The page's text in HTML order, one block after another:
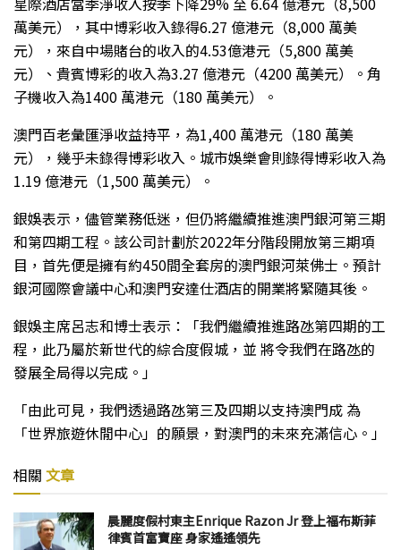
萬美元），其中博彩收入錄得6.27 億港元（8,000 萬美
元），來自中場賭台的收入的4.53億港元（5,800 萬美
元）、貴賓博彩的收入為3.27 億港元（4200 萬美元）。角
子機收入為1400 萬港元（180 萬美元）。
澳門百老彙匯淨收益持平，為1,400 萬港元（180 萬美
元），幾乎未錄得博彩收入。城市娛樂會則錄得博彩收入為
1.19 億港元（1,500 萬美元）。
銀娛表示，儘管業務低迷，但仍將繼續推進澳門銀河第三期
和第四期工程。該公司計劃於2022年分階段開放第三期項
目，首先便是擁有約450間全套房的澳門銀河萊佛士。預計
銀河國際會議中心和澳門安達仕酒店的開業將緊隨其後。
銀娛主席呂志和博士表示：「我們繼續推進路氹第四期的工
程，此乃屬於新世代的綜合度假城，並 將令我們在路氹的
發展全局得以完成。」
「由此可見，我們透過路氹第三及四期以支持澳門成 為
「世界旅遊休閒中心」的願景，對澳門的未來充滿信心。」
相關 文章
晨麗度假村東主Enrique Razon Jr 登上福布斯菲
律賓首富寶座 身家遙遙領先